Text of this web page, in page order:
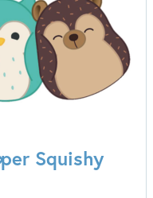
Squishy